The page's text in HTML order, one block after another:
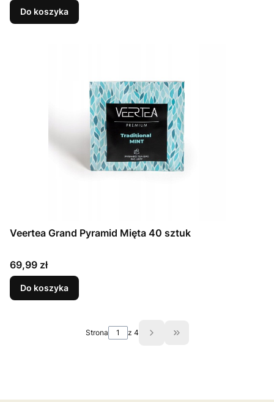
Do koszyka
Veertea Grand Pyramid Mięta 40 sztuk
Cena
69,99 zł
Do koszyka
Strona z 4 Przejdź do ostatniej